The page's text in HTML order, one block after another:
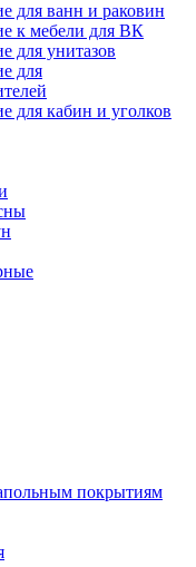
для ванн и раковин
к мебели для ВК
для унитазов
для
для кабин и уголков
покрытиям